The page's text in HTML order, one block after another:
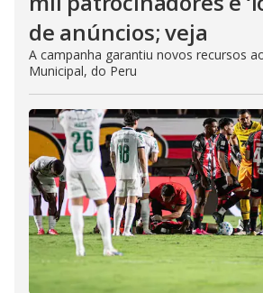
de anúncios; veja
A campanha garantiu novos recursos
Municipal, do Peru